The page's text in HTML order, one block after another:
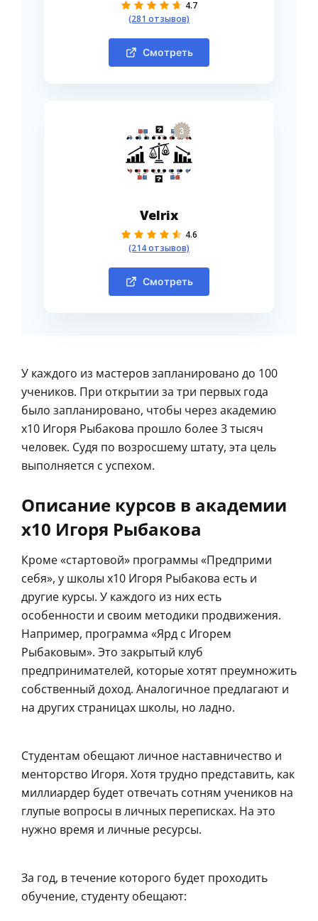
4.7
(281 отзывов)
Смотреть
3
Velrix
4.6
(214 отзывов)
Смотреть
У каждого из мастеров запланировано до 100
учеников. При открытии за три первых года
было запланировано, чтобы через академию
x10 Игоря Рыбакова прошло более 3 тысяч
человек. Судя по возросшему штату, эта цель
выполняется с успехом.
Описание курсов в академии
х10 Игоря Рыбакова
Кроме «стартовой» программы «Предприми
себя», у школы х10 Игоря Рыбакова есть и
другие курсы. У каждого из них есть
особенности и своим методики продвижения.
Например, программа «Ярд с Игорем
Рыбаковым». Это закрытый клуб
предпринимателей, которые хотят преумножить
собственный доход. Аналогичное предлагают и
на других страницах школы, но ладно.
Студентам обещают личное наставничество и
менторство Игоря. Хотя трудно представить, как
миллиардер будет отвечать сотням учеников на
глупые вопросы в личных переписках. На это
нужно время и личные ресурсы.
За год, в течение которого будет проходить
обучение, студенту обещают: